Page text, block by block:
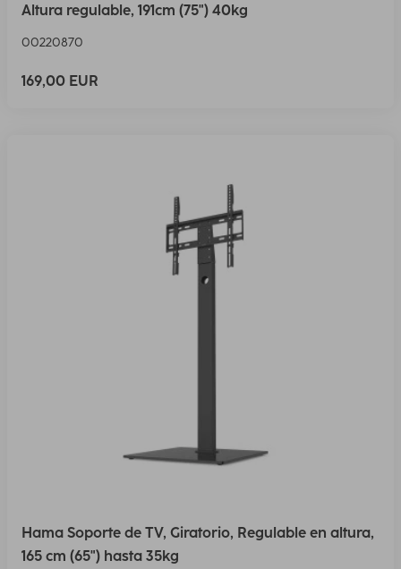
Altura regulable, 191cm (75") 40kg
00220870
169,00 EUR
Hama Soporte de TV, Giratorio, Regulable en altura,
165 cm (65") hasta 35kg